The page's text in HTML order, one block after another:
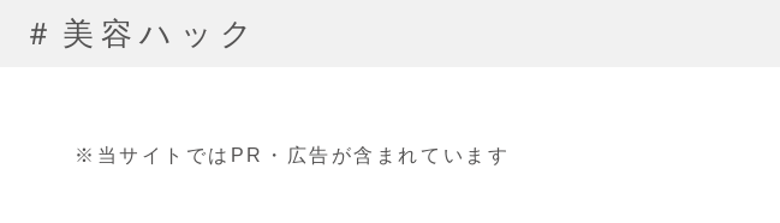
＃美容ハック
※当サイトではPR・広告が含まれています